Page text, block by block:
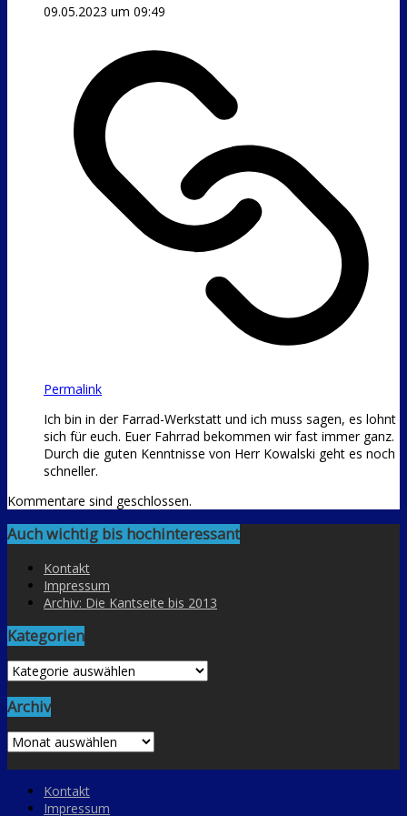
09.05.2023 um 09:49
Permalink
Ich bin in der Farrad-Werkstatt und ich muss sagen, es lohnt
sich für euch. Euer Fahrrad bekommen wir fast immer ganz.
Durch die guten Kenntnisse von Herr Kowalski geht es noch
schneller.
Kommentare sind geschlossen.
Auch wichtig bis hochinteressant
Kontakt
Impressum
Archiv: Die Kantseite bis 2013
Kategorien
Kategorien
Archiv
Archiv
Kontakt
Impressum